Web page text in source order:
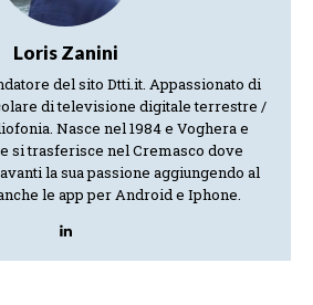
Loris Zanini
del sito Dtti.it. Appassionato di
di televisione digitale terrestre /
Nasce nel 1984 e Voghera e
si trasferisce nel Cremasco dove
la sua passione aggiungendo al
le app per Android e Iphone.